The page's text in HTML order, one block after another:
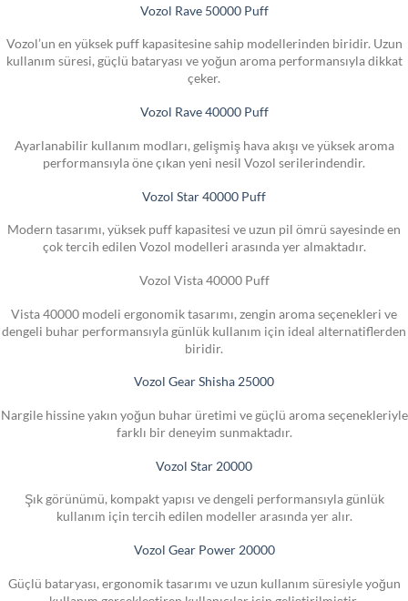
Vozol Rave 50000 Puff
Vozol’un en yüksek puff kapasitesine sahip modellerinden biridir. Uzun
kullanım süresi, güçlü bataryası ve yoğun aroma performansıyla dikkat
çeker.
Vozol Rave 40000 Puff
Ayarlanabilir kullanım modları, gelişmiş hava akışı ve yüksek aroma
performansıyla öne çıkan yeni nesil Vozol serilerindendir.
Vozol Star 40000 Puff
Modern tasarımı, yüksek puff kapasitesi ve uzun pil ömrü sayesinde en
çok tercih edilen Vozol modelleri arasında yer almaktadır.
Vozol Vista 40000 Puff
Vista 40000 modeli ergonomik tasarımı, zengin aroma seçenekleri ve
dengeli buhar performansıyla günlük kullanım için ideal alternatiflerden
biridir.
Vozol Gear Shisha 25000
Nargile hissine yakın yoğun buhar üretimi ve güçlü aroma seçenekleriyle
farklı bir deneyim sunmaktadır.
Vozol Star 20000
Şık görünümü, kompakt yapısı ve dengeli performansıyla günlük
kullanım için tercih edilen modeller arasında yer alır.
Vozol Gear Power 20000
Güçlü bataryası, ergonomik tasarımı ve uzun kullanım süresiyle yoğun